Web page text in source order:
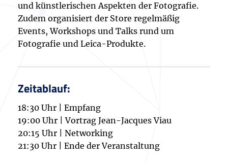
und künstlerischen Aspekten der Fotografie.
Zudem organisiert der Store regelmäßig
Events, Workshops und Talks rund um
Fotografie und Leica-Produkte.
Zeitablauf:
18:30 Uhr | Empfang
19:00 Uhr | Vortrag Jean-Jacques Viau
20:15 Uhr | Networking
21:30 Uhr | Ende der Veranstaltung